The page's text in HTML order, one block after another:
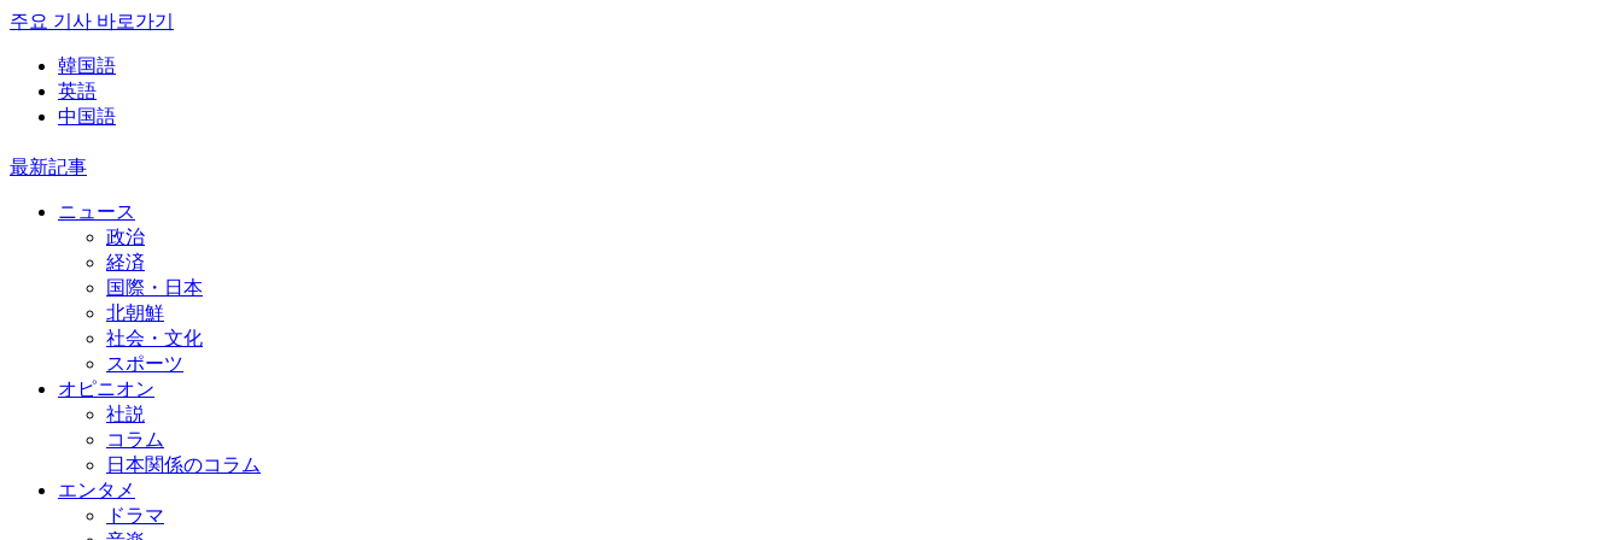
주요 기사 바로가기
韓国語
英語
中国語
最新記事
ニュース
政治
経済
国際・日本
北朝鮮
社会・文化
スポーツ
オピニオン
社説
コラム
日本関係のコラム
エンタメ
ドラマ